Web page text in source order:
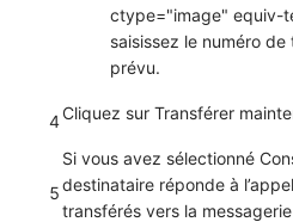
ctype="image"
saisissez le numéro
prévu.
4Cliquez sur Transférer
5
Si vous avez sélectionné
destinataire réponde à
transférés vers la